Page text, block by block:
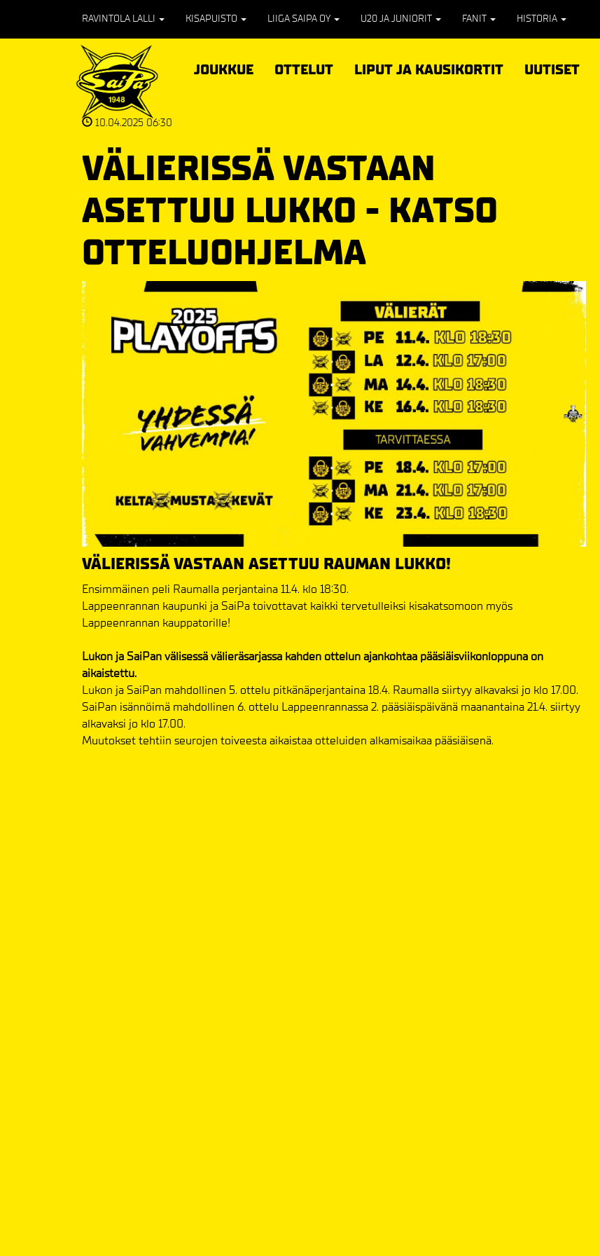
RAVINTOLA LALLI KISAPUISTO LIIGA SAIPA OY U20 JA JUNIORIT FANIT HISTORIA
JOUKKUE OTTELUT LIPUT JA KAUSIKORTIT UUTISET
10.04.2025 06:30
VÄLIERISSÄ VASTAAN
ASETTUU LUKKO - KATSO
OTTELUOHJELMA
VÄLIERISSÄ VASTAAN ASETTUU RAUMAN LUKKO!
Ensimmäinen peli Raumalla perjantaina 11.4. klo 18:30.
Lappeenrannan kaupunki ja SaiPa toivottavat kaikki tervetulleiksi kisakatsomoon myös
Lappeenrannan kauppatorille!
Lukon ja SaiPan välisessä välieräsarjassa kahden ottelun ajankohtaa pääsiäisviikonloppuna on
aikaistettu.
Lukon ja SaiPan mahdollinen 5. ottelu pitkänäperjantaina 18.4. Raumalla siirtyy alkavaksi jo klo 17.00.
SaiPan isännöimä mahdollinen 6. ottelu Lappeenrannassa 2. pääsiäispäivänä maanantaina 21.4. siirtyy
alkavaksi jo klo 17.00.
Muutokset tehtiin seurojen toiveesta aikaistaa otteluiden alkamisaikaa pääsiäisenä.